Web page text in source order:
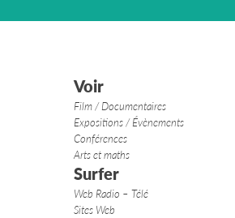
Voir
Film / Documentaires
Expositions / Évènements
Conférences
Arts et maths
Surfer
Web Radio – Télé
Sites Web